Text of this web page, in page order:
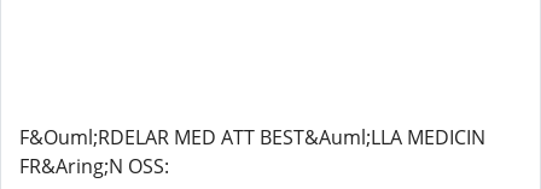
F&Ouml;RDELAR MED ATT BEST&Auml;LLA MEDICIN
FR&Aring;N OSS: